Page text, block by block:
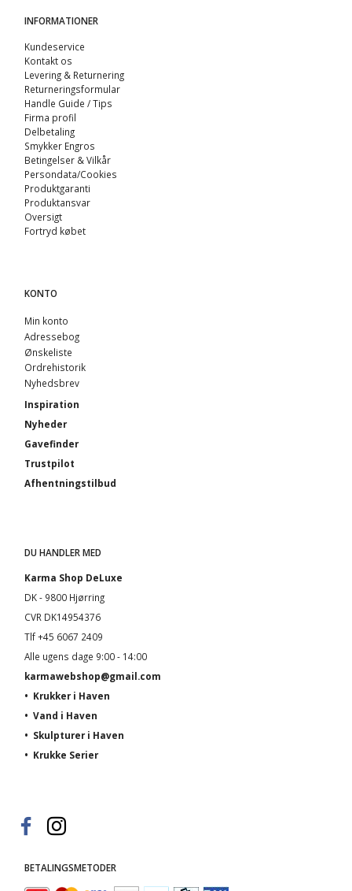
INFORMATIONER
Kundeservice
Kontakt os
Levering & Returnering
Returneringsformular
Handle Guide / Tips
Firma profil
Delbetaling
Smykker Engros
Betingelser & Vilkår
Persondata/Cookies
Produktgaranti
Produktansvar
Oversigt
Fortryd købet
KONTO
Min konto
Adressebog
Ønskeliste
Ordrehistorik
Nyhedsbrev
Inspiration
Nyheder
Gavefinder
Trustpilot
Afhentningstilbud
DU HANDLER MED
Karma Shop DeLuxe
DK - 9800 Hjørring
CVR DK14954376
Tlf +45 6067 2409
Alle ugens dage 9:00 - 14:00
karmawebshop@gmail.com
• Krukker i Haven
• Vand i Haven
• Skulpturer i Haven
• Krukke Serier
BETALINGSMETODER